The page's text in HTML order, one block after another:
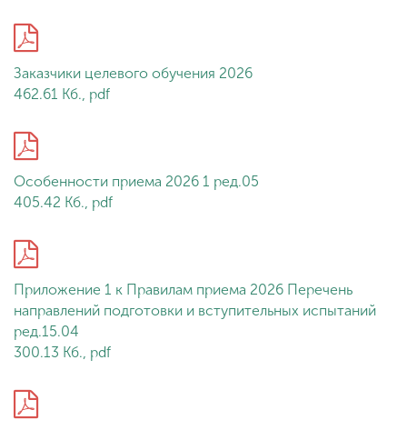
деятельность
Студенческая жизнь
Сведения об
образовательной
организации
Заказчики целевого обучения 2026
462.61 Кб., pdf
Особенности приема 2026 1 ред.05
405.42 Кб., pdf
Приложение 1 к Правилам приема 2026 Перечень
направлений подготовки и вступительных испытаний
ред.15.04
300.13 Кб., pdf